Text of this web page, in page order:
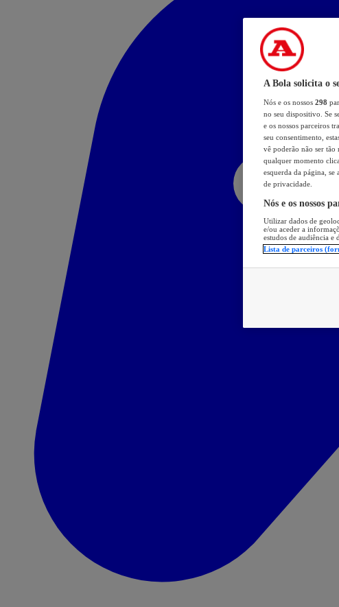
A Bola solicita o
Nós e os nossos 298
no seu dispositivo. Se
e os nossos parceiros
seu consentimento,
vê poderão não ser tão
qualquer momento
esquerda da página, se
de privacidade.
Nós e os nossos
Utilizar dados de
e/ou aceder a
estudos de audiência e
Lista de parceiros